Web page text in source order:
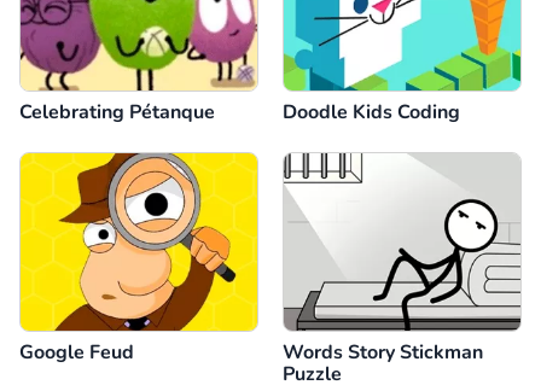
Celebrating Pétanque Doodle Kids Coding
Google Feud
Words Story Stickman
Puzzle